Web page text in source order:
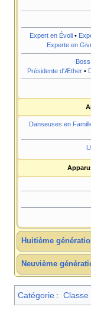
Expert en Évoli •
Experte en
Présidente d'Æther •
Danseuses en
Huitième
Neuvième
Catégorie : Classe